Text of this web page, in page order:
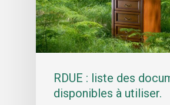
RDUE : liste des
disponibles à utiliser.